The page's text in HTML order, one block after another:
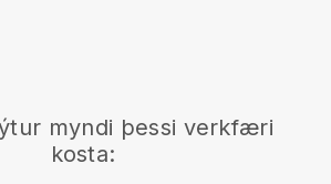
myndi þessi verkfæri
kosta: